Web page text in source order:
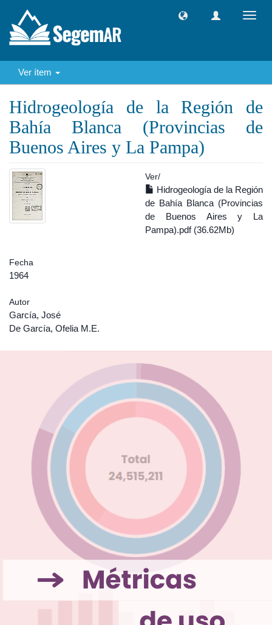
Ver ítem
Hidrogeología de la Región de
Bahía Blanca (Provincias de
Buenos Aires y La Pampa)
Ver/
Hidrogeología de la Región
de Bahía Blanca (Provincias
de Buenos Aires y La
Pampa).pdf (36.62Mb)
Fecha
1964
Autor
García, José
De García, Ofelia M.E.